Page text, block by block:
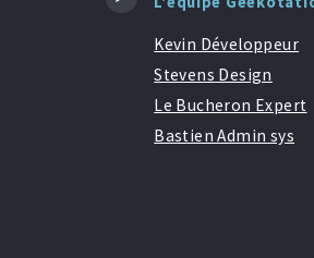
Kevin Développeur
Stevens Design
Le Bucheron Expert
Bastien Admin sys